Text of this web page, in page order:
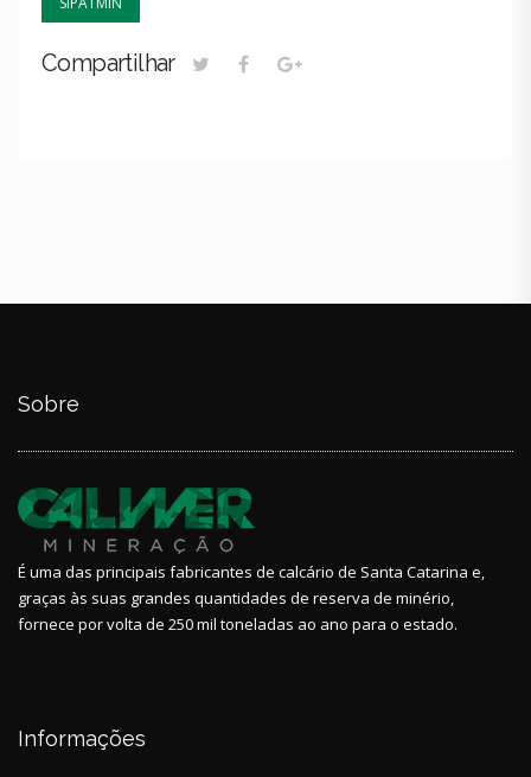
Compartilhar
Sobre
É uma das principais fabricantes de calcário de Santa Catarina e,
graças às suas grandes quantidades de reserva de minério,
fornece por volta de 250 mil toneladas ao ano para o estado.
Informações